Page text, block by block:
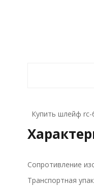
Купить шлейф rc-
Сопротивление
Транспортная